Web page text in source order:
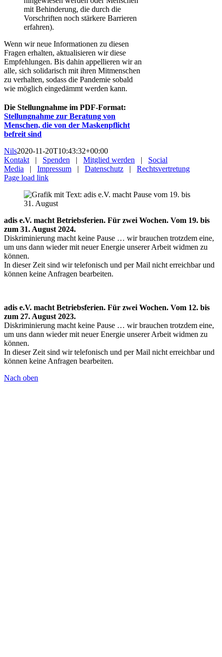
mit Behinderung, die durch die
Vorschriften noch stärkere Barrieren
erfahren).
Wenn wir neue Informationen zu diesen
Fragen erhalten, aktualisieren wir diese
Empfehlungen. Bis dahin appellieren wir an
alle, sich solidarisch mit ihren Mitmenschen
zu verhalten, sodass die Pandemie sobald
wie möglich eingedämmt werden kann.
Die Stellungnahme im PDF-Format:
Stellungnahme zur Beratung von
Menschen, die von der Maskenpflicht
befreit sind
Nils2020-11-20T10:43:32+00:00
Kontakt | Spenden | Mitglied werden | Social
Media | Impressum | Datenschutz | Rechtsvertretung
Page load link
adis e.V. macht Betriebsferien. Für zwei Wochen. Vom 19. bis
zum 31. August 2024.
Diskriminierung macht keine Pause … wir brauchen trotzdem eine,
um uns dann wieder mit neuer Energie unserer Arbeit widmen zu
können.
In dieser Zeit sind wir telefonisch und per Mail nicht erreichbar und
können keine Anfragen bearbeiten.
adis e.V. macht Betriebsferien. Für zwei Wochen. Vom 12. bis
zum 27. August 2023.
Diskriminierung macht keine Pause … wir brauchen trotzdem eine,
um uns dann wieder mit neuer Energie unserer Arbeit widmen zu
können.
In dieser Zeit sind wir telefonisch und per Mail nicht erreichbar und
können keine Anfragen bearbeiten.
Nach oben